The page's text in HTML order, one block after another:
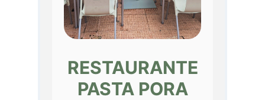
RESTAURANTE
PASTA PORA